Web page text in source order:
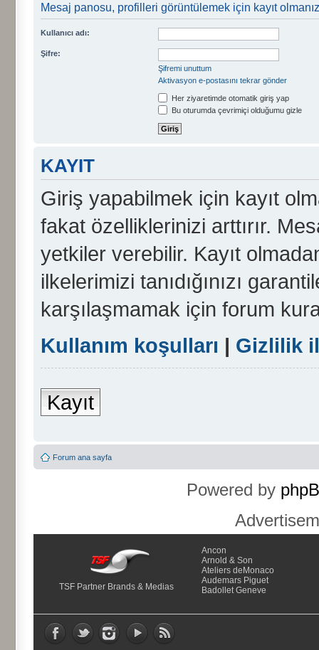
Mesaj panosu, profilleri görüntülemek için kayıt
Kullanıcı adı:
Şifre:
Şifremi unuttum
Aktivasyon e-postasını tekrar gönder
Her ziyaretimde otomatik giriş yap
Bu oturumda çevrimiçi olduğumu gizle
KAYIT
Giriş yapabilmek için kayıt
fakat özelliklerinizi arttırır.
yetkiler verebilir. Kayıt
ilkelerimizi tanıdığınızı
karşılaşmamak için forum
Kullanım koşulları | Gizlilik
Kayıt
Forum ana sayfa
Powered by
TSF Partner Brands & Medias
Ancon
Arnold & Son
Ateliers deMonaco
Audemars Piguet
Badollet Geneve